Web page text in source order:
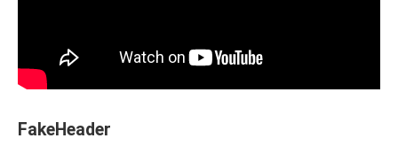
FakeHeader